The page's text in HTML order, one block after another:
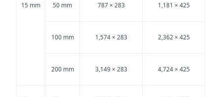
15 mm 50 mm 787 × 283 1,181 × 425
100 mm 1,574 × 283 2,362 × 425
200 mm 3,149 × 283 4,724 × 425